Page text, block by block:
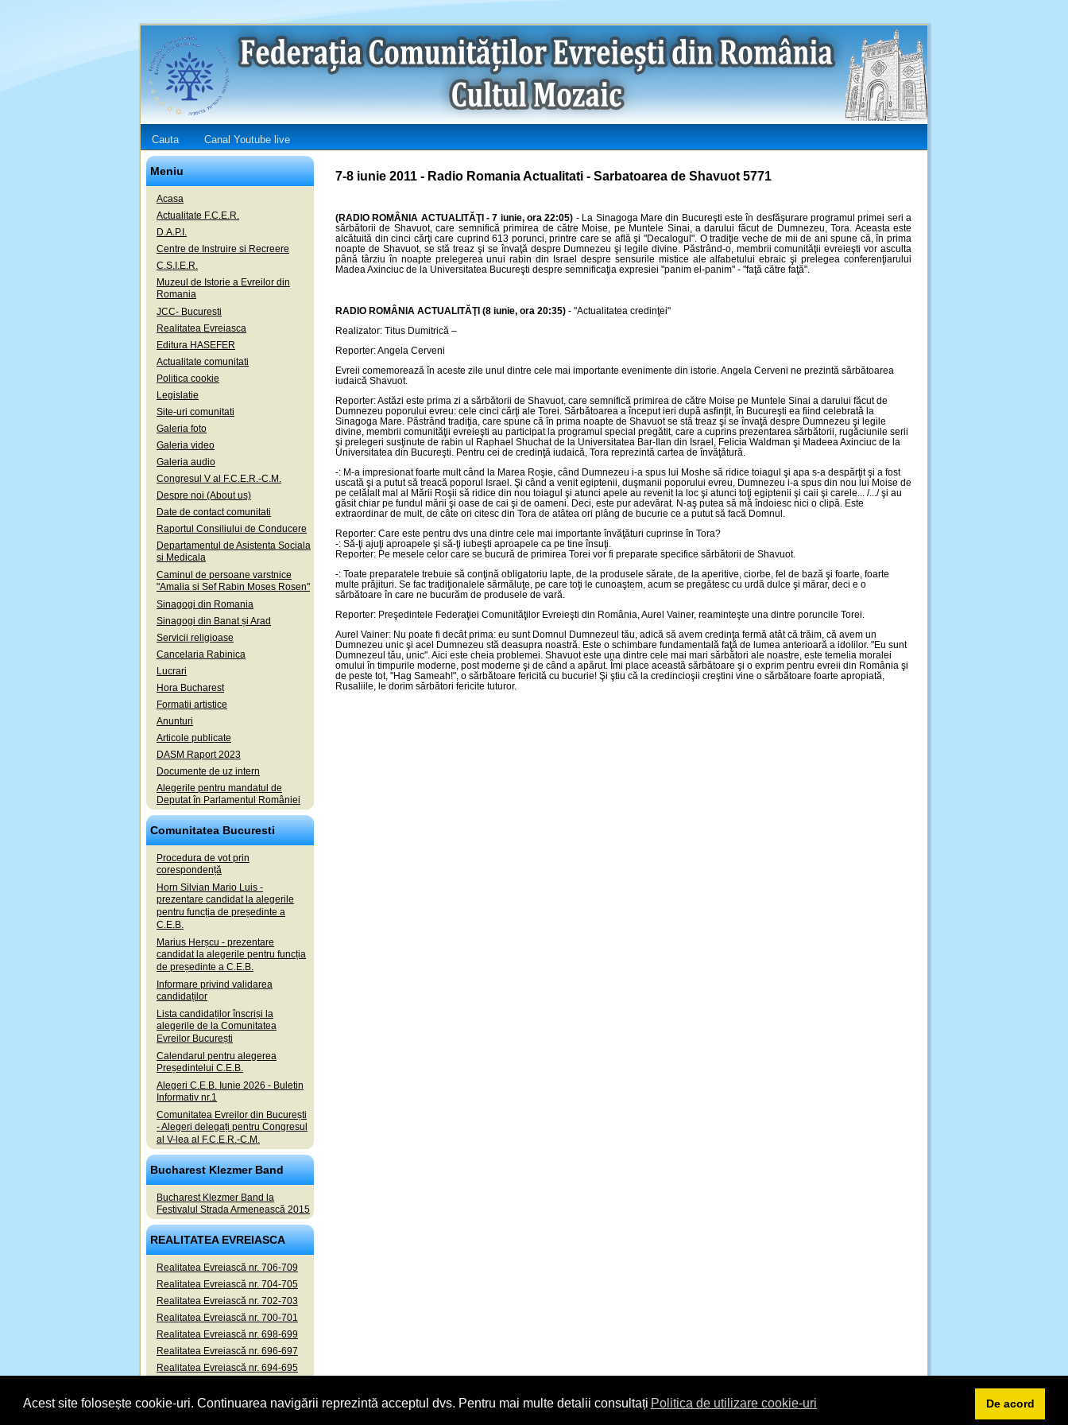
Acest site folosește cookie-uri. Continuarea navigării reprezintă acceptul dvs. Pentru mai multe detalii consultați Politica de utilizare cookie-uri De acord
Cauta Canal Youtube live
Meniu
Acasa
Actualitate F.C.E.R.
D.A.P.I.
Centre de Instruire si Recreere
C.S.I.E.R.
Muzeul de Istorie a Evreilor din
Romania
JCC- Bucuresti
Realitatea Evreiasca
Editura HASEFER
Actualitate comunitati
Politica cookie
Legislatie
Site-uri comunitati
Galeria foto
Galeria video
Galeria audio
Congresul V al F.C.E.R.-C.M.
Despre noi (About us)
Date de contact comunitati
Raportul Consiliului de Conducere
Departamentul de Asistenta Sociala
si Medicala
Caminul de persoane varstnice
"Amalia si Sef Rabin Moses Rosen"
Sinagogi din Romania
Sinagogi din Banat și Arad
Servicii religioase
Cancelaria Rabinica
Lucrari
Hora Bucharest
Formatii artistice
Anunturi
Articole publicate
DASM Raport 2023
Documente de uz intern
Alegerile pentru mandatul de
Deputat în Parlamentul României
Comunitatea Bucuresti
Procedura de vot prin
corespondență
Horn Silvian Mario Luis -
prezentare candidat la alegerile
pentru funcția de președinte a
C.E.B.
Marius Herșcu - prezentare
candidat la alegerile pentru funcția
de președinte a C.E.B.
Informare privind validarea
candidaților
Lista candidaților înscriși la
alegerile de la Comunitatea
Evreilor București
Calendarul pentru alegerea
Președintelui C.E.B.
Alegeri C.E.B. Iunie 2026 - Buletin
Informativ nr.1
Comunitatea Evreilor din București
- Alegeri delegați pentru Congresul
al V-lea al F.C.E.R.-C.M.
Bucharest Klezmer Band
Bucharest Klezmer Band la
Festivalul Strada Armenească 2015
REALITATEA EVREIASCA
Realitatea Evreiască nr. 706-709
Realitatea Evreiască nr. 704-705
Realitatea Evreiască nr. 702-703
Realitatea Evreiască nr. 700-701
Realitatea Evreiască nr. 698-699
Realitatea Evreiască nr. 696-697
Realitatea Evreiască nr. 694-695
7-8 iunie 2011 - Radio Romania Actualitati - Sarbatoarea de Shavuot 5771
(RADIO ROMÂNIA ACTUALITĂŢI - 7 iunie, ora 22:05) - La Sinagoga Mare din Bucureşti este în desfăşurare programul primei seri a
sărbătorii de Shavuot, care semnifică primirea de către Moise, pe Muntele Sinai, a darului făcut de Dumnezeu, Tora. Aceasta este
alcătuită din cinci cărţi care cuprind 613 porunci, printre care se află şi "Decalogul". O tradiţie veche de mii de ani spune că, în prima
noapte de Shavuot, se stă treaz şi se învaţă despre Dumnezeu şi legile divine. Păstrând-o, membrii comunităţii evreieşti vor asculta
până târziu în noapte prelegerea unui rabin din Israel despre sensurile mistice ale alfabetului ebraic şi prelegea conferenţiarului
Madea Axinciuc de la Universitatea Bucureşti despre semnificaţia expresiei "panim el-panim" - "faţă către faţă".
RADIO ROMÂNIA ACTUALITĂŢI (8 iunie, ora 20:35) - "Actualitatea credinţei"
Realizator: Titus Dumitrică –
Reporter: Angela Cerveni
Evreii comemorează în aceste zile unul dintre cele mai importante evenimente din istorie. Angela Cerveni ne prezintă sărbătoarea
iudaică Shavuot.
Reporter: Astăzi este prima zi a sărbătorii de Shavuot, care semnifică primirea de către Moise pe Muntele Sinai a darului făcut de
Dumnezeu poporului evreu: cele cinci cărţi ale Torei. Sărbătoarea a început ieri după asfinţit, în Bucureşti ea fiind celebrată la
Sinagoga Mare. Păstrând tradiţia, care spune că în prima noapte de Shavuot se stă treaz şi se învaţă despre Dumnezeu şi legile
divine, membrii comunităţii evreieşti au participat la programul special pregătit, care a cuprins prezentarea sărbătorii, rugăciunile serii
şi prelegeri susţinute de rabin ul Raphael Shuchat de la Universitatea Bar-Ilan din Israel, Felicia Waldman şi Madeea Axinciuc de la
Universitatea din Bucureşti. Pentru cei de credinţă iudaică, Tora reprezintă cartea de învăţătură.
-: M-a impresionat foarte mult când la Marea Roşie, când Dumnezeu i-a spus lui Moshe să ridice toiagul şi apa s-a despărţit şi a fost
uscată şi a putut să treacă poporul Israel. Şi când a venit egiptenii, duşmanii poporului evreu, Dumnezeu i-a spus din nou lui Moise de
pe celălalt mal al Mării Roşii să ridice din nou toiagul şi atunci apele au revenit la loc şi atunci toţi egiptenii şi caii şi carele... /.../ şi au
găsit chiar pe fundul mării şi oase de cai şi de oameni. Deci, este pur adevărat. N-aş putea să mă îndoiesc nici o clipă. Este
extraordinar de mult, de câte ori citesc din Tora de atâtea ori plâng de bucurie ce a putut să facă Domnul.
Reporter: Care este pentru dvs una dintre cele mai importante învăţături cuprinse în Tora?
-: Să-ţi ajuţi aproapele şi să-ţi iubeşti aproapele ca pe tine însuţi.
Reporter: Pe mesele celor care se bucură de primirea Torei vor fi preparate specifice sărbătorii de Shavuot.
-: Toate preparatele trebuie să conţină obligatoriu lapte, de la produsele sărate, de la aperitive, ciorbe, fel de bază şi foarte, foarte
multe prăjituri. Se fac tradiţionalele sărmăluţe, pe care toţi le cunoaştem, acum se pregătesc cu urdă dulce şi mărar, deci e o
sărbătoare în care ne bucurăm de produsele de vară.
Reporter: Preşedintele Federaţiei Comunităţilor Evreieşti din România, Aurel Vainer, reaminteşte una dintre poruncile Torei.
Aurel Vainer: Nu poate fi decât prima: eu sunt Domnul Dumnezeul tău, adică să avem credinţa fermă atât că trăim, că avem un
Dumnezeu unic şi acel Dumnezeu stă deasupra noastră. Este o schimbare fundamentală faţă de lumea anterioară a idolilor. "Eu sunt
Dumnezeul tău, unic". Aici este cheia problemei. Shavuot este una dintre cele mai mari sărbători ale noastre, este temelia moralei
omului în timpurile moderne, post moderne şi de când a apărut. Îmi place această sărbătoare şi o exprim pentru evreii din România şi
de peste tot, "Hag Sameah!", o sărbătoare fericită cu bucurie! Şi ştiu că la credincioşii creştini vine o sărbătoare foarte apropiată,
Rusaliile, le dorim sărbători fericite tuturor.